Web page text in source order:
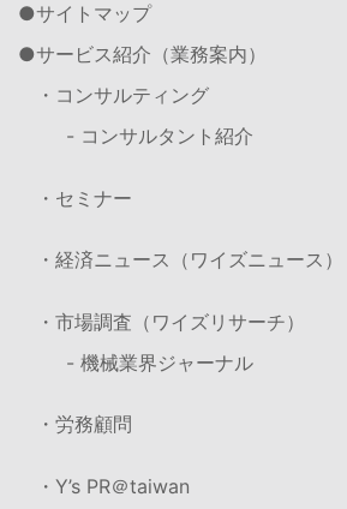
サイトマップ
サービス紹介（業務案内）
・コンサルティング
- コンサルタント紹介
・セミナー
・経済ニュース（ワイズニュース）
・市場調査（ワイズリサーチ）
- 機械業界ジャーナル
・労務顧問
・Y’s PR＠taiwan